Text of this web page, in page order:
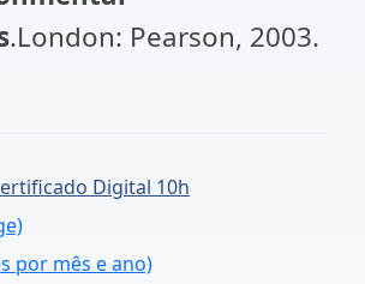
.London: Pearson, 2003.
Digital 10h
por mês e ano)